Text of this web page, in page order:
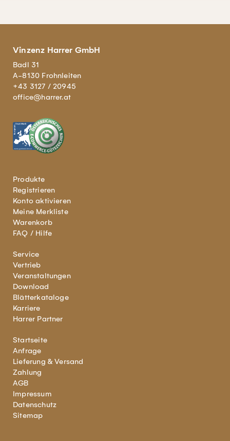
Vinzenz Harrer GmbH
Badl 31
A-8130 Frohnleiten
+43 3127 / 20945
office@harrer.at
Produkte
Registrieren
Konto aktivieren
Meine Merkliste
Warenkorb
FAQ / Hilfe
Service
Vertrieb
Veranstaltungen
Download
Blätterkataloge
Karriere
Harrer Partner
Startseite
Anfrage
Lieferung & Versand
Zahlung
AGB
Impressum
Datenschutz
Sitemap